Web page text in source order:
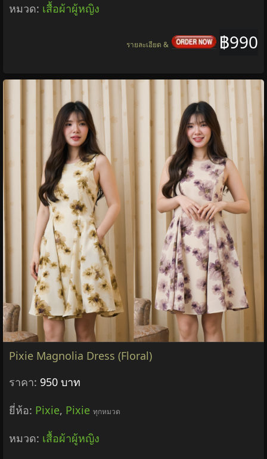
หมวด: เสื้อผ้าผู้หญิง
฿990
รายละเอียด &
Pixie Magnolia Dress (Floral)
ราคา: 950 บาท
ยี่ห้อ: Pixie, Pixie ทุกหมวด
หมวด: เสื้อผ้าผู้หญิง